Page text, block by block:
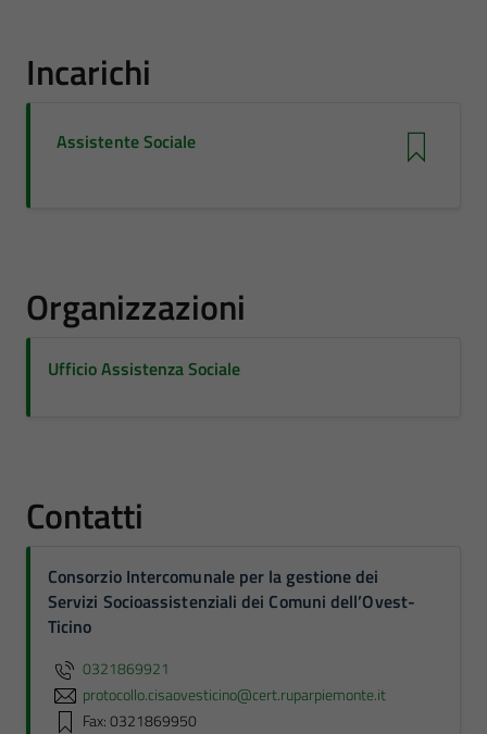
Incarichi
Assistente Sociale
Organizzazioni
Ufficio Assistenza Sociale
Contatti
Consorzio Intercomunale per la gestione dei
Servizi Socioassistenziali dei Comuni dell’Ovest-
Ticino
0321869921
protocollo.cisaovesticino@cert.ruparpiemonte.it
Fax: 0321869950